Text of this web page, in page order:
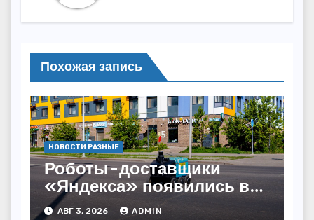
Похожая запись
НОВОСТИ РАЗНЫЕ
Роботы-доставщики
«Яндекса» появились в
Казахстане
АВГ 3, 2026 ADMIN